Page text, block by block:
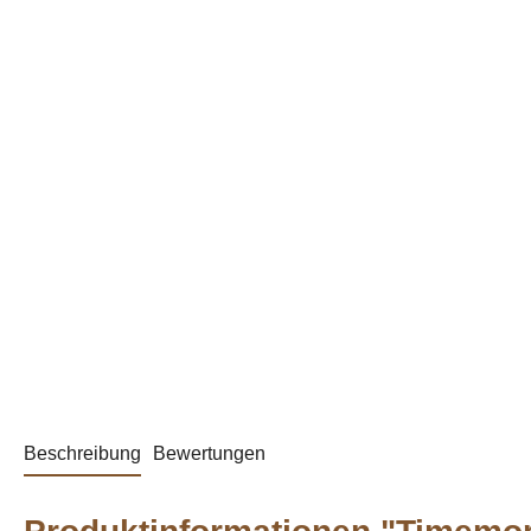
Beschreibung Bewertungen